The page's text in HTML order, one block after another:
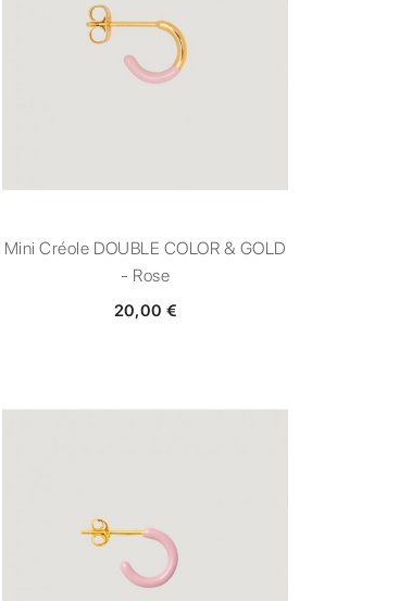
Mini Créole DOUBLE COLOR & GOLD
- Rose
20,00 €